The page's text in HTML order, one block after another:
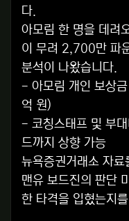
다.
아모림 한 명을 데려
이 무려 2,700만 파
분석이 나왔습니다.
- 아모림 개인 보상
억 원)
- 코칭스태프 및 부
드까지 상향 가능
뉴욕증권거래소 자
맨유 보드진의 판단
한 타격을 입혔는지